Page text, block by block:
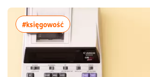
#księgowośćwięcej artykułów z